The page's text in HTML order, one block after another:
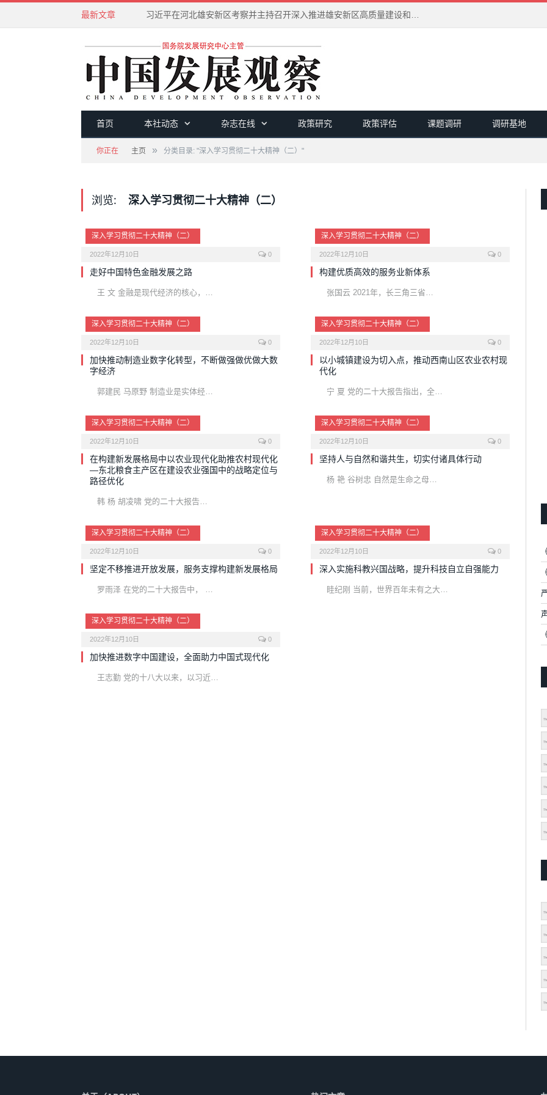
最新文章 习近平在河北雄安新区考察并主持召开深入推进雄安新区高质量建设和发展座谈会
首页 本社动态 杂志在线 政策研究 政策评估 课题调研 调研基地
你正在 主页 » 分类目录: "深入学习贯彻二十大精神（二）"
浏览: 深入学习贯彻二十大精神（二）
深入学习贯彻二十大精神（二）
2022年12月10日 0
走好中国特色金融发展之路
王 文 金融是现代经济的核心，…
深入学习贯彻二十大精神（二）
2022年12月10日 0
构建优质高效的服务业新体系
张国云 2021年，长三角三省…
深入学习贯彻二十大精神（二）
2022年12月10日 0
加快推动制造业数字化转型，不断做强做优做大数
字经济
郭建民 马原野 制造业是实体经…
深入学习贯彻二十大精神（二）
2022年12月10日 0
以小城镇建设为切入点，推动西南山区农业农村现
代化
宁 夏 党的二十大报告指出，全…
深入学习贯彻二十大精神（二）
2022年12月10日 0
在构建新发展格局中以农业现代化助推农村现代化
—东北粮食主产区在建设农业强国中的战略定位与
路径优化
韩 杨 胡凌啸 党的二十大报告…
深入学习贯彻二十大精神（二）
2022年12月10日 0
坚持人与自然和谐共生，切实付诸具体行动
杨 艳 谷树忠 自然是生命之母…
深入学习贯彻二十大精神（二）
2022年12月10日 0
坚定不移推进开放发展，服务支撑构建新发展格局
罗雨泽 在党的二十大报告中， …
深入学习贯彻二十大精神（二）
2022年12月10日 0
深入实施科教兴国战略，提升科技自立自强能力
眭纪刚 当前，世界百年未有之大…
深入学习贯彻二十大精神（二）
2022年12月10日 0
加快推进数字中国建设，全面助力中国式现代化
王志勤 党的十八大以来，以习近…